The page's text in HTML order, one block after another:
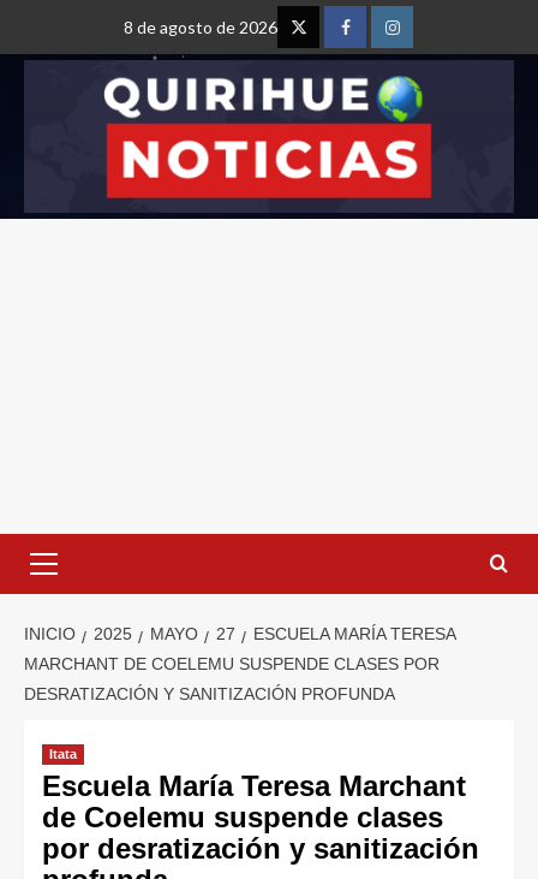
8 de agosto de 2026
INICIO 2025 MAYO 27
ESCUELA MARÍA TERESA
MARCHANT DE COELEMU SUSPENDE CLASES POR
DESRATIZACIÓN Y SANITIZACIÓN PROFUNDA
Itata
Escuela María Teresa Marchant
de Coelemu suspende clases
por desratización y sanitización